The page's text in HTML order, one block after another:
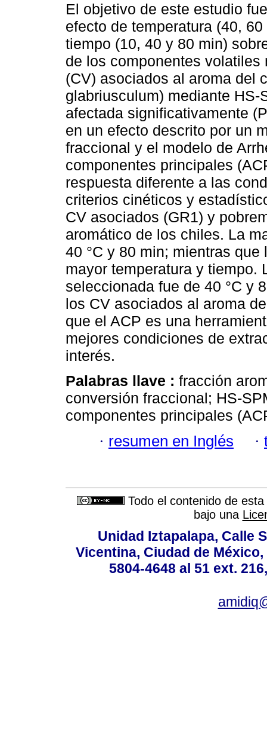
El objetivo de este estudio
efecto de temperatura (40, 60
tiempo (10, 40 y 80 min)
de los componentes volatiles
(CV) asociados al aroma del
glabriusculum) mediante
afectada significativamente
en un efecto descrito por un
fraccional y el modelo de
componentes principales
respuesta diferente a las
criterios cinéticos y
CV asociados (GR1) y
aromático de los chiles. La
40 °C y 80 min; mientras
mayor temperatura y tiempo.
seleccionada fue de 40 °C y
los CV asociados al aroma
que el ACP es una
mejores condiciones de
interés.
Palabras llave : fracción
conversión fraccional; HS-
componentes principales
· resumen en Inglés ·
Todo el contenido de
bajo una
Unidad Iztapalapa, Calle
Vicentina, Ciudad de
5804-4648 al 51 ext.